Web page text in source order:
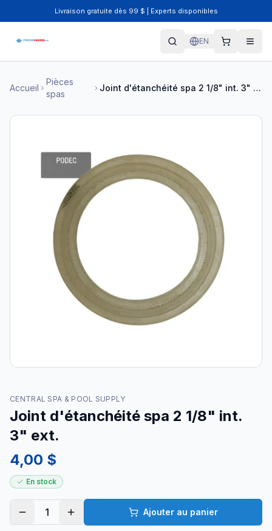
Livraison gratuite dès 99 $ | Experts disponibles
EN
Accueil
Pièces
spas
Joint d'étanchéité spa 2 1/8" int. 3" ext.
CENTRAL SPA & POOL SUPPLY
Joint d'étanchéité spa 2 1/8" int.
3" ext.
4,00 $
En stock
1 Ajouter au panier